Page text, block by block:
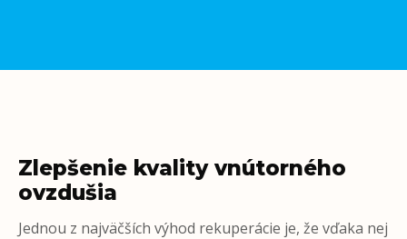
Zlepšenie kvality vnútorného
ovzdušia
Jednou z najväčších výhod rekuperácie je, že vďaka nej